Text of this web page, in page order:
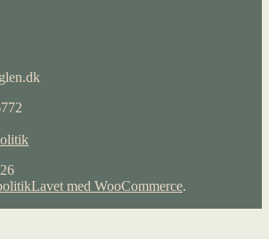
Lavet med WooCommerce.